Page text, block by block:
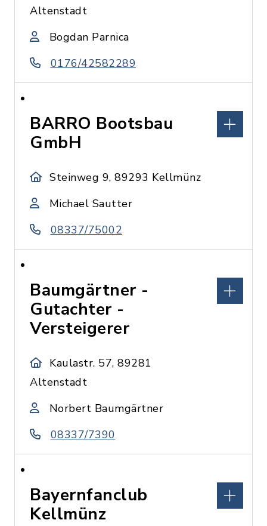
Altenstadt
Bogdan Parnica
0176/42582289
BARRO Bootsbau
GmbH
Steinweg 9, 89293 Kellmünz
Michael Sautter
08337/75002
Baumgärtner -
Gutachter -
Versteigerer
Kaulastr. 57, 89281
Altenstadt
Norbert Baumgärtner
08337/7390
Bayernfanclub
Kellmünz